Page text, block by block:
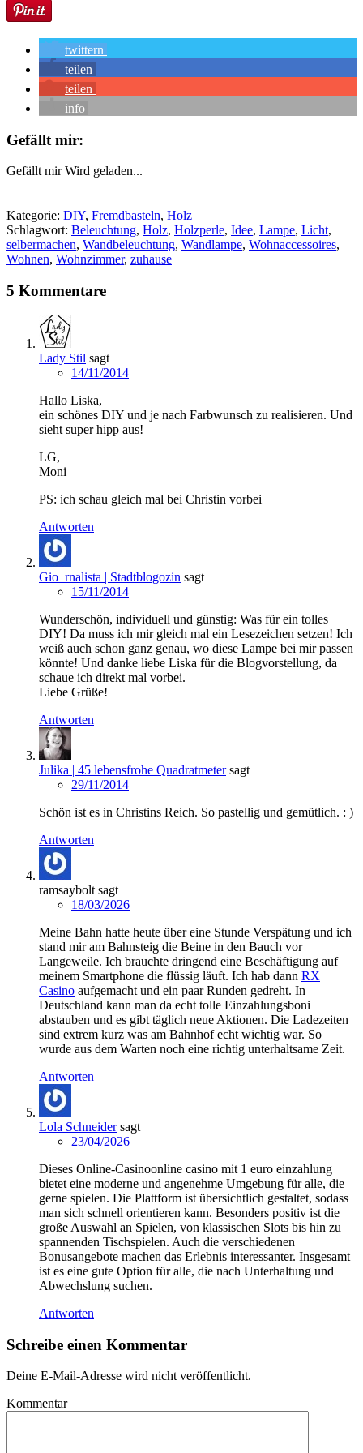
twittern
teilen
teilen
info
Gefällt mir:
Gefällt mir Wird geladen...
Kategorie: DIY, Fremdbasteln, Holz
Schlagwort: Beleuchtung, Holz, Holzperle, Idee, Lampe, Licht,
selbermachen, Wandbeleuchtung, Wandlampe, Wohnaccessoires,
Wohnen, Wohnzimmer, zuhause
5 Kommentare
Lady Stil sagt
14/11/2014
Hallo Liska,
ein schönes DIY und je nach Farbwunsch zu realisieren. Und
sieht super hipp aus!
LG,
Moni
PS: ich schau gleich mal bei Christin vorbei
Antworten
Gio_rnalista | Stadtblogozin sagt
15/11/2014
Wunderschön, individuell und günstig: Was für ein tolles
DIY! Da muss ich mir gleich mal ein Lesezeichen setzen! Ich
weiß auch schon ganz genau, wo diese Lampe bei mir passen
könnte! Und danke liebe Liska für die Blogvorstellung, da
schaue ich direkt mal vorbei.
Liebe Grüße!
Antworten
Julika | 45 lebensfrohe Quadratmeter sagt
29/11/2014
Schön ist es in Christins Reich. So pastellig und gemütlich. : )
Antworten
ramsaybolt sagt
18/03/2026
Meine Bahn hatte heute über eine Stunde Verspätung und ich
stand mir am Bahnsteig die Beine in den Bauch vor
Langeweile. Ich brauchte dringend eine Beschäftigung auf
meinem Smartphone die flüssig läuft. Ich hab dann RX
Casino aufgemacht und ein paar Runden gedreht. In
Deutschland kann man da echt tolle Einzahlungsboni
abstauben und es gibt täglich neue Aktionen. Die Ladezeiten
sind extrem kurz was am Bahnhof echt wichtig war. So
wurde aus dem Warten noch eine richtig unterhaltsame Zeit.
Antworten
Lola Schneider sagt
23/04/2026
Dieses Online-Casinoonline casino mit 1 euro einzahlung
bietet eine moderne und angenehme Umgebung für alle, die
gerne spielen. Die Plattform ist übersichtlich gestaltet, sodass
man sich schnell orientieren kann. Besonders positiv ist die
große Auswahl an Spielen, von klassischen Slots bis hin zu
spannenden Tischspielen. Auch die verschiedenen
Bonusangebote machen das Erlebnis interessanter. Insgesamt
ist es eine gute Option für alle, die nach Unterhaltung und
Abwechslung suchen.
Antworten
Schreibe einen Kommentar
Deine E-Mail-Adresse wird nicht veröffentlicht.
Kommentar